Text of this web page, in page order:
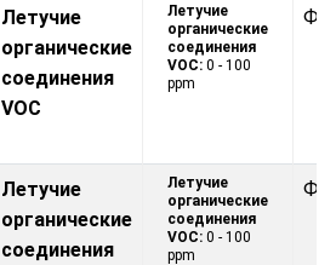
Летучие
органические
соединения
VOC
Летучие
органические
соединения
VOC: 0 - 100
ppm
Летучие
органические
соединения
Летучие
органические
соединения
VOC: 0 - 100
ppm